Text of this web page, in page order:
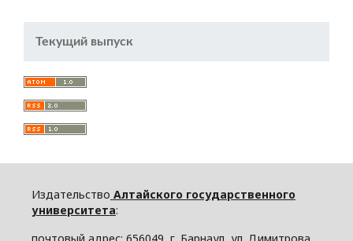
Текущий выпуск
Издательство Алтайского государственного
университета: